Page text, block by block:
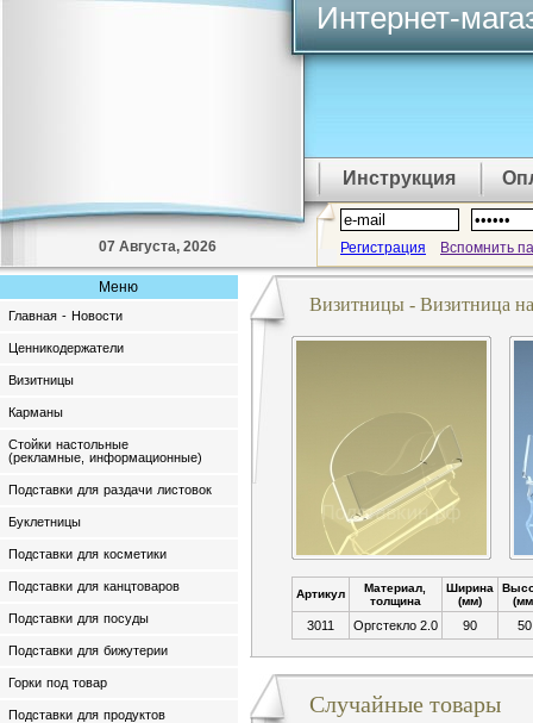
07 Августа, 2026
Интернет-
Инструкция
Регистрация Вспомнить
Меню
Главная - Новости
Ценникодержатели
Визитницы
Карманы
Стойки настольные
(рекламные, информационные)
Подставки для раздачи листовок
Буклетницы
Подставки для косметики
Подставки для канцтоваров
Подставки для посуды
Подставки для бижутерии
Горки под товар
Подставки для продуктов
Визитницы - Визитница
Артикул
Материал,
толщина
Ширина
(мм)
3011 Оргстекло 2.0 90 50
Случайные товары